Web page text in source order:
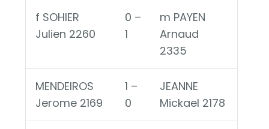
f SOHIER
Julien 2260
0 –
1
m PAYEN
Arnaud
2335
MENDEIROS
Jerome 2169
1 –
0
JEANNE
Mickael 2178